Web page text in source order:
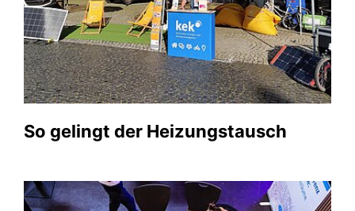
So gelingt der Heizungstausch